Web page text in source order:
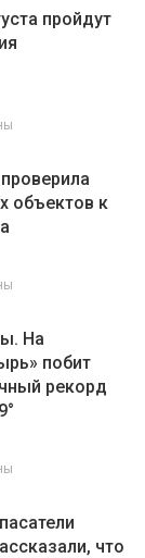
пройдут
объектов к
На
побит
рекорд
что